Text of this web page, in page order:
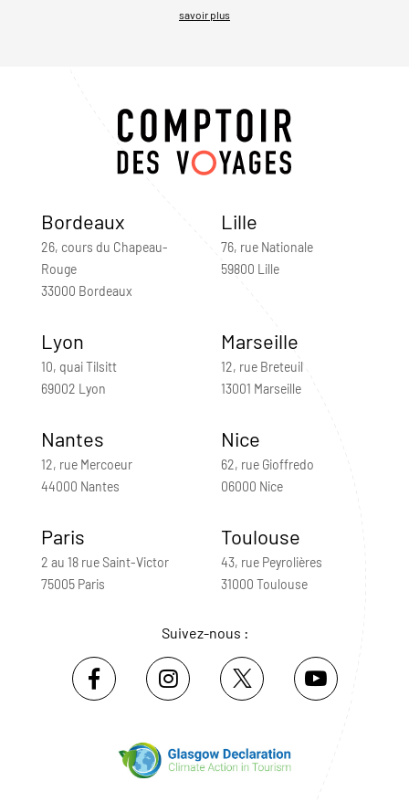
savoir plus
Bordeaux
26, cours du Chapeau-
Rouge
33000 Bordeaux
Lille
76, rue Nationale
59800 Lille
Lyon
10, quai Tilsitt
69002 Lyon
Marseille
12, rue Breteuil
13001 Marseille
Nantes
12, rue Mercoeur
44000 Nantes
Nice
62, rue Gioffredo
06000 Nice
Paris
2 au 18 rue Saint-Victor
75005 Paris
Toulouse
43, rue Peyrolières
31000 Toulouse
Suivez-nous :